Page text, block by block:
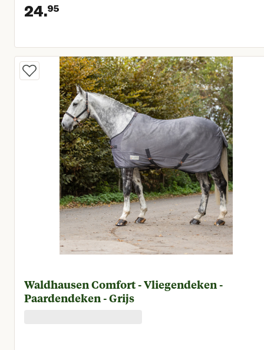
24.95
Huidige prijs € 24,95
Waldhausen Comfort - Vliegendeken -
Paardendeken - Grijs